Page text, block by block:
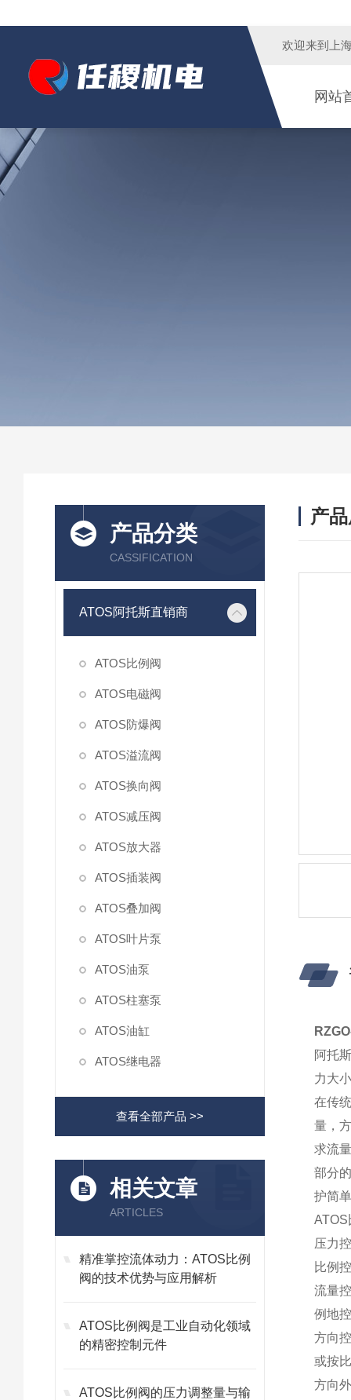
欢迎来到 上
网站
产品分类
CASSIFICATION
ATOS阿托斯直销商
ATOS比例阀
ATOS电磁阀
ATOS防爆阀
ATOS溢流阀
ATOS换向阀
ATOS减压阀
ATOS放大器
ATOS插装阀
ATOS叠加阀
ATOS叶片泵
ATOS油泵
ATOS柱塞泵
ATOS油缸
ATOS继电器
查看全部产品 >>
相关文章
ARTICLES
精准掌控流体动力：ATOS比例
阀的技术优势与应用解析
ATOS比例阀是工业自动化领域
的精密控制元件
ATOS比例阀的压力调整量与输
产
阿托
力大
在传
量，
求流
部分
护简
压力
比例
流量
例地
方向
或按
方向